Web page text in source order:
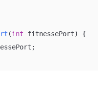
(int fitnessePort)
{